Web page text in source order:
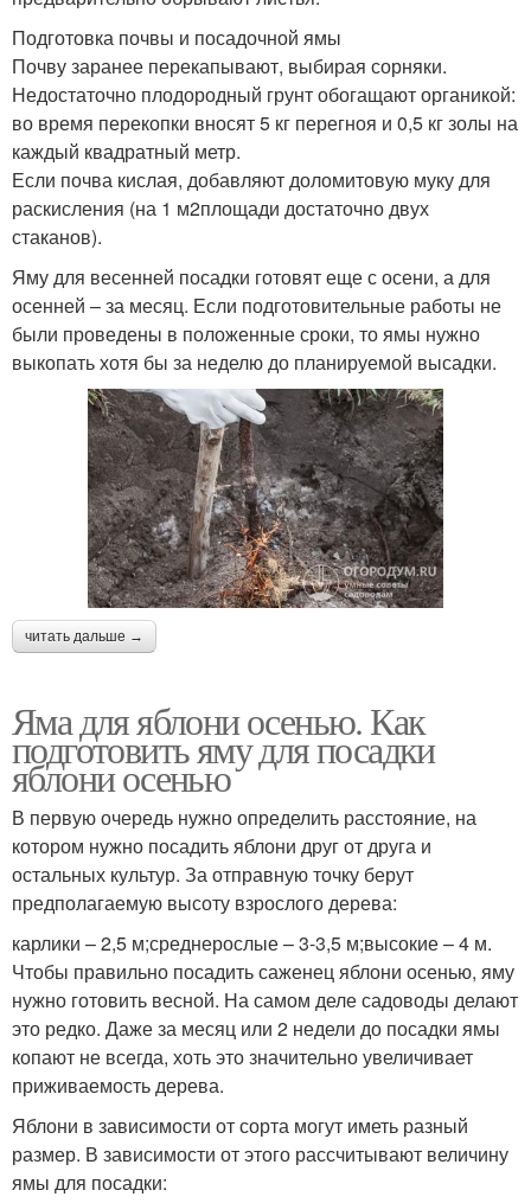
Подготовка почвы и посадочной ямы
Почву заранее перекапывают, выбирая сорняки.
Недостаточно плодородный грунт обогащают органикой:
во время перекопки вносят 5 кг перегноя и 0,5 кг золы на
каждый квадратный метр.
Если почва кислая, добавляют доломитовую муку для
раскисления (на 1 м2площади достаточно двух
стаканов).
Яму для весенней посадки готовят еще с осени, а для
осенней – за месяц. Если подготовительные работы не
были проведены в положенные сроки, то ямы нужно
выкопать хотя бы за неделю до планируемой высадки.
читать дальше →
Яма для яблони осенью. Как
подготовить яму для посадки
яблони осенью
В первую очередь нужно определить расстояние, на
котором нужно посадить яблони друг от друга и
остальных культур. За отправную точку берут
предполагаемую высоту взрослого дерева:
карлики – 2,5 м;среднерослые – 3-3,5 м;высокие – 4 м.
Чтобы правильно посадить саженец яблони осенью, яму
нужно готовить весной. На самом деле садоводы делают
это редко. Даже за месяц или 2 недели до посадки ямы
копают не всегда, хоть это значительно увеличивает
приживаемость дерева.
Яблони в зависимости от сорта могут иметь разный
размер. В зависимости от этого рассчитывают величину
ямы для посадки: